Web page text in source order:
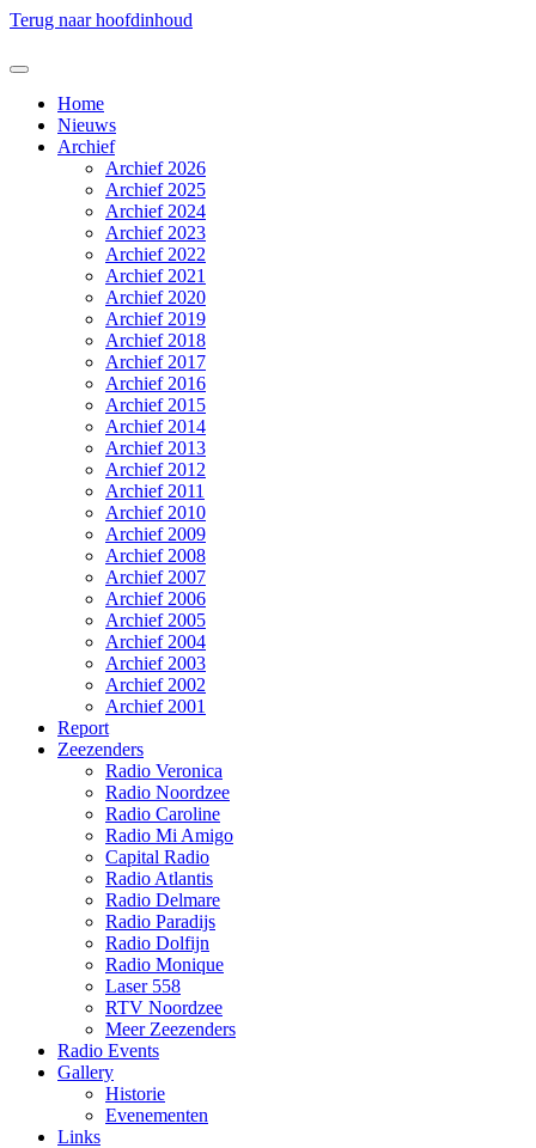
Terug naar hoofdinhoud
Home
Nieuws
Archief
Archief 2026
Archief 2025
Archief 2024
Archief 2023
Archief 2022
Archief 2021
Archief 2020
Archief 2019
Archief 2018
Archief 2017
Archief 2016
Archief 2015
Archief 2014
Archief 2013
Archief 2012
Archief 2011
Archief 2010
Archief 2009
Archief 2008
Archief 2007
Archief 2006
Archief 2005
Archief 2004
Archief 2003
Archief 2002
Archief 2001
Report
Zeezenders
Radio Veronica
Radio Noordzee
Radio Caroline
Radio Mi Amigo
Capital Radio
Radio Atlantis
Radio Delmare
Radio Paradijs
Radio Dolfijn
Radio Monique
Laser 558
RTV Noordzee
Meer Zeezenders
Radio Events
Gallery
Historie
Evenementen
Links